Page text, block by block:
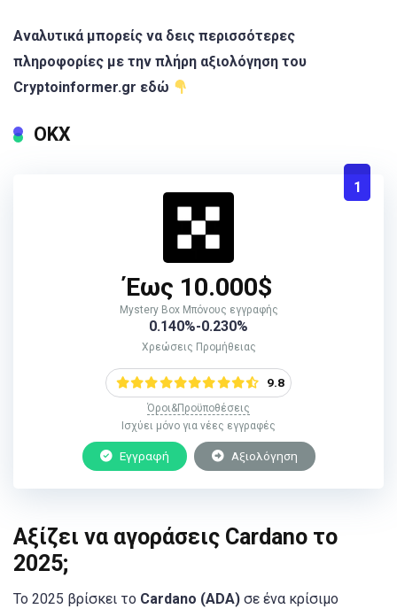
Αναλυτικά μπορείς να δεις περισσότερες
πληροφορίες με την πλήρη αξιολόγηση του
Cryptoinformer.gr εδώ
ΟΚΧ
1
Έως 10.000$
Mystery Box Μπόνους εγγραφής
0.140%-0.230%
Χρεώσεις Προμήθειας
9.8
Όροι&Προϋποθέσεις
Ισχύει μόνο για νέες εγγραφές
Εγγραφή Αξιολόγηση
Αξίζει να αγοράσεις Cardano το
2025;
Το 2025 βρίσκει το Cardano (ADA) σε ένα κρίσιμο